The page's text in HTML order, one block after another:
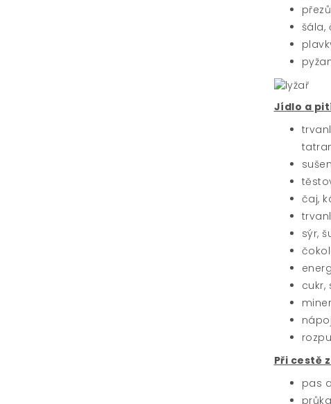
šála,
Jídlo a
čaj,
sýr,
cukr,
Při cestě
pas